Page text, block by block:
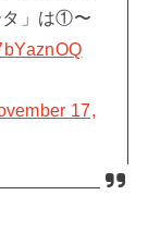
タ」は①〜
17,